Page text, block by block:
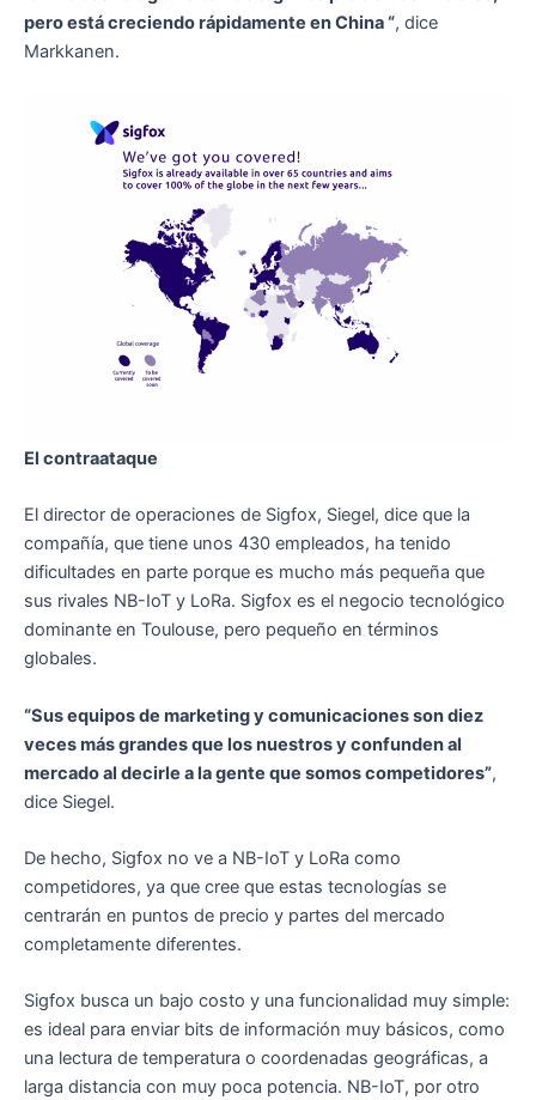
pero está creciendo rápidamente en China “, dice
Markkanen.
El contraataque
El director de operaciones de Sigfox, Siegel, dice que la
compañía, que tiene unos 430 empleados, ha tenido
dificultades en parte porque es mucho más pequeña que
sus rivales NB-IoT y LoRa. Sigfox es el negocio tecnológico
dominante en Toulouse, pero pequeño en términos
globales.
“Sus equipos de marketing y comunicaciones son diez
veces más grandes que los nuestros y confunden al
mercado al decirle a la gente que somos competidores”,
dice Siegel.
De hecho, Sigfox no ve a NB-IoT y LoRa como
competidores, ya que cree que estas tecnologías se
centrarán en puntos de precio y partes del mercado
completamente diferentes.
Sigfox busca un bajo costo y una funcionalidad muy simple:
es ideal para enviar bits de información muy básicos, como
una lectura de temperatura o coordenadas geográficas, a
larga distancia con muy poca potencia. NB-IoT, por otro